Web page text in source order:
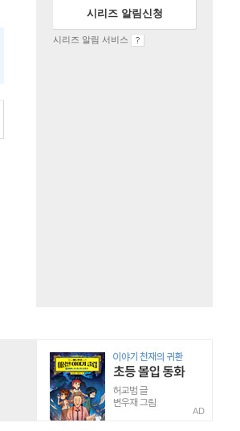
시리즈 알림신청
시리즈 알림 서비스
AD